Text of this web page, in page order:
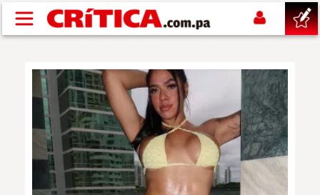
Pasar al contenido principal
SUCESOS
NACIONAL
POLÍTICA